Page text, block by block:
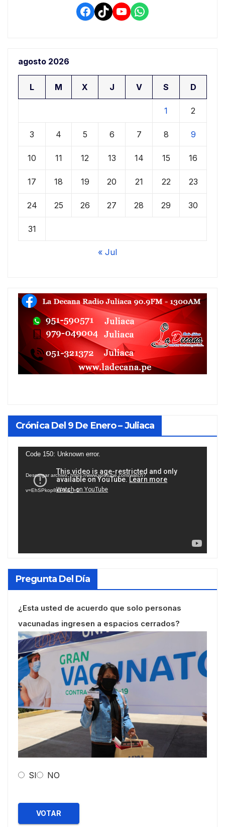
Facebook
TikTokYouTube
WhatsApp
agosto 2026
L M X J V S D
1 2
3 4 5 6 7 8 9
10 11 12 13 14 15 16
17 18 19 20 21 22 23
24 25 26 27 28 29 30
31
« Jul
Crónica Del 9 De Enero – Juliaca
Reproductor
vídeo
Code 150: Unknown error.
Descargar archivo: https://www.youtube.com/watch?
v=EhSPkop8KPY&_=1
Pregunta Del Día
¿Esta usted de acuerdo que solo personas
vacunadas ingresen a espacios cerrados?
SI NO
VOTAR